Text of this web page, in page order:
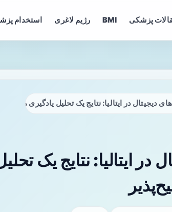
پزشکی BMI رژیم لاغری استخدام
دیجیتال در ایتالیا: نتایج یک تحلیل یادگیری ماشینی
در ایتالیا: نتایج یک